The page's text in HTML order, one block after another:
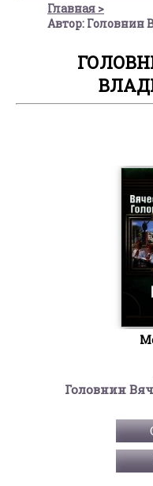
Главная
Автор: Головнин
Головнин